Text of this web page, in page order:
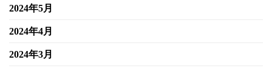
2024年5月
2024年4月
2024年3月